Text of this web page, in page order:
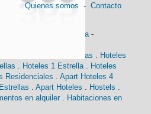
Quienes somos - Contacto
Historia -
Hoteles 4 Estrellas
Hoteles
Hoteles 1 Estrella
Hoteles
Residenciales
Apart Hoteles 4
Apart Hoteles Hostels
en alquiler
Habitaciones en